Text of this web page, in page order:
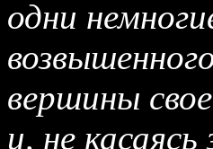
одни
вершины
и, не касаясь